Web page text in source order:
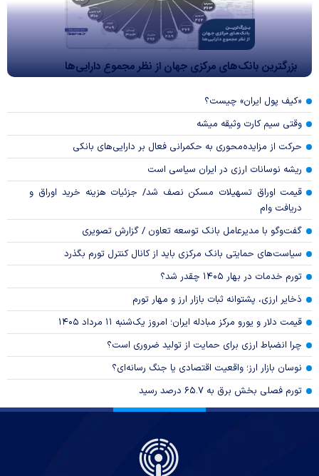
بزرگترین بانک‌های مرکزی جهان از نظر مجموع دارایی‌ها
«کیف پول ایران» چیست؟
وقتی سیم کارت وثیقه میشه
حرکت از مزایده‌محوری به حکمرانی فعال بر دارایی‌های بانکی
ریشه نوسانات ارزی در ایران سیاسی است
قیمت اوراق تسهیلات مسکن نصف شد/ جزئیات هزینه خرید اوراق و
دریافت وام
گفت‌وگو با مدیرعامل بانک توسعه تعاون / گزارش تصویری
سیاست‌های حمایتی بانک مرکزی باید از کانال کنترل تورم بگذرد
تورم خدمات در بهار ۱۴۰۵ چقدر شد؟
ذخایر ارزی، پشتوانه ثبات بازار ارز و مهار تورم
قیمت دلار و یورو مرکز مبادله ایران؛ امروز یک‌شنبه ۱۱ مرداد ۱۴۰۵
چرا انضباط ارزی برای حمایت از تولید ضروری است؟
نوسان بازار ارز؛ واقعیت اقتصادی یا جنگ رسانه‌ای؟
تورم فصلی بخش برق به ۶۵.۷ درصد رسید